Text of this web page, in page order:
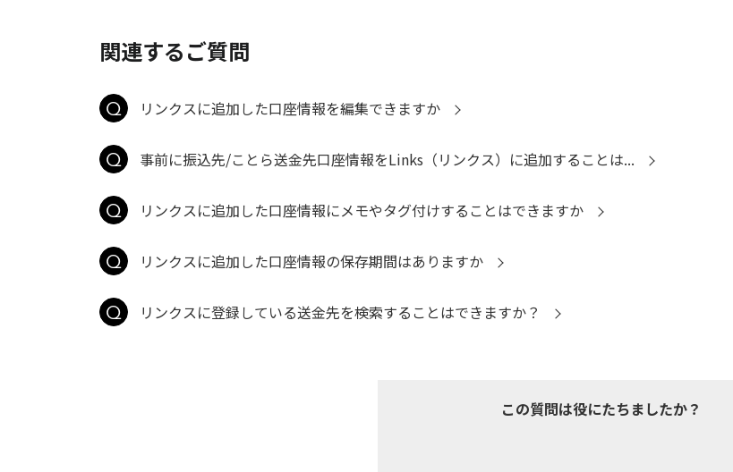
関連するご質問
リンクスに追加した口座情報を編集できますか
事前に振込先/ことら送金先口座情報をLinks（リンクス）に追加することは...
リンクスに追加した口座情報にメモやタグ付けすることはできますか
リンクスに追加した口座情報の保存期間はありますか
リンクスに登録している送金先を検索することはできますか？
この質問は役にたちましたか？